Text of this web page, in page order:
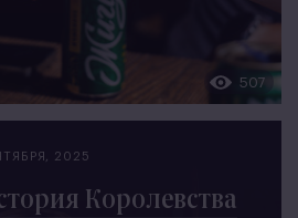
507
2025
Королевства